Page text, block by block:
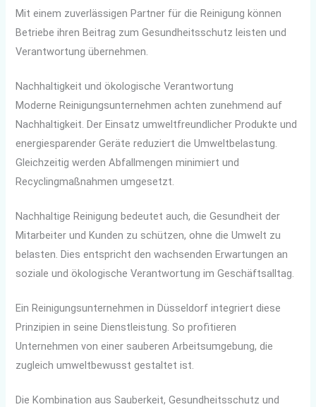
Mit einem zuverlässigen Partner für die Reinigung können
Betriebe ihren Beitrag zum Gesundheitsschutz leisten und
Verantwortung übernehmen.
Nachhaltigkeit und ökologische Verantwortung
Moderne Reinigungsunternehmen achten zunehmend auf
Nachhaltigkeit. Der Einsatz umweltfreundlicher Produkte und
energiesparender Geräte reduziert die Umweltbelastung.
Gleichzeitig werden Abfallmengen minimiert und
Recyclingmaßnahmen umgesetzt.
Nachhaltige Reinigung bedeutet auch, die Gesundheit der
Mitarbeiter und Kunden zu schützen, ohne die Umwelt zu
belasten. Dies entspricht den wachsenden Erwartungen an
soziale und ökologische Verantwortung im Geschäftsalltag.
Ein Reinigungsunternehmen in Düsseldorf integriert diese
Prinzipien in seine Dienstleistung. So profitieren
Unternehmen von einer sauberen Arbeitsumgebung, die
zugleich umweltbewusst gestaltet ist.
Die Kombination aus Sauberkeit, Gesundheitsschutz und